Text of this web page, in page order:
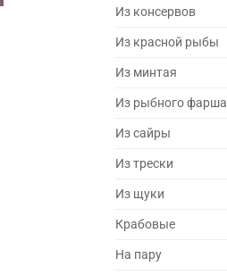
Из консервов
Из красной рыбы
Из минтая
Из рыбного фарша
Из сайры
Из трески
Из щуки
Крабовые
На пару